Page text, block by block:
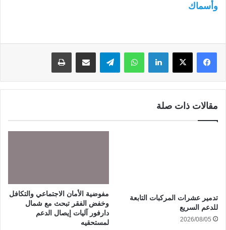
وأسماك
لينكدإن واتساب
مقالات ذات صلة
تدمير عشرات المركبات التابعة
للدعم السريع
2026/08/05
مفوضية الأمان الاجتماعي والتكافل
وخفض الفقر تبحث مع شمال
دارفور آليات إيصال الدعم
لمستحقيه